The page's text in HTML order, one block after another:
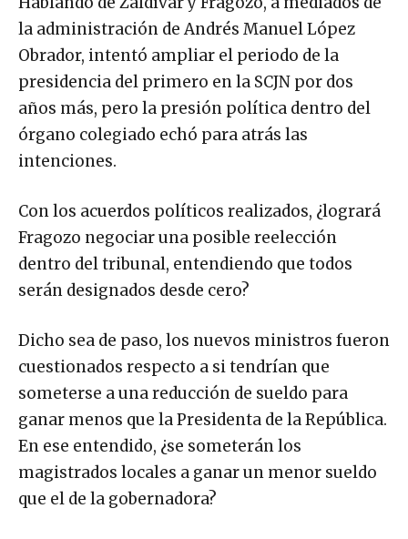
la administración de Andrés Manuel López
Obrador, intentó ampliar el periodo de la
presidencia del primero en la SCJN por dos
años más, pero la presión política dentro del
órgano colegiado echó para atrás las
intenciones.
Con los acuerdos políticos realizados, ¿logrará
Fragozo negociar una posible reelección
dentro del tribunal, entendiendo que todos
serán designados desde cero?
Dicho sea de paso, los nuevos ministros fueron
cuestionados respecto a si tendrían que
someterse a una reducción de sueldo para
ganar menos que la Presidenta de la República.
En ese entendido, ¿se someterán los
magistrados locales a ganar un menor sueldo
que el de la gobernadora?